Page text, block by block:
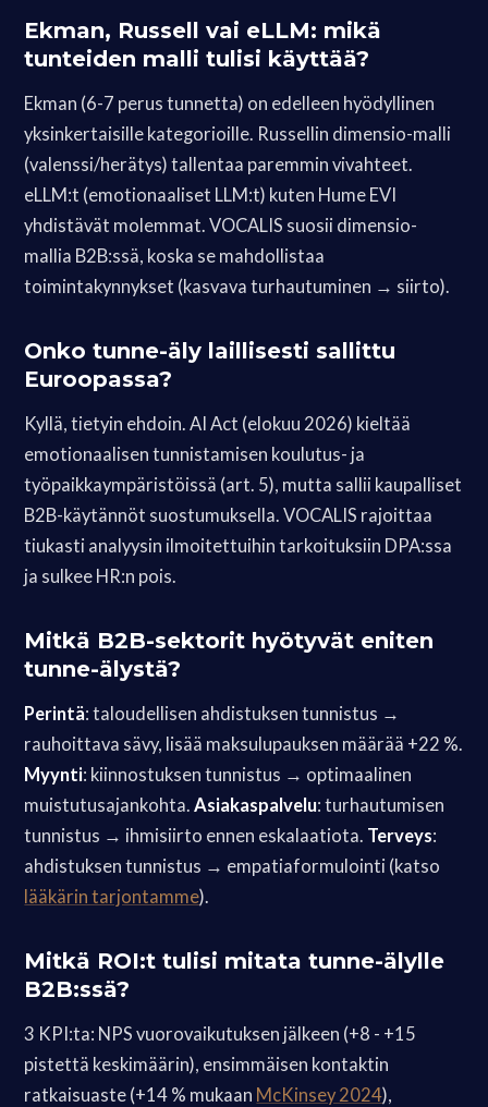
Ekman, Russell vai eLLM: mikä
tunteiden malli tulisi käyttää?
Ekman (6-7 perus tunnetta) on edelleen hyödyllinen
yksinkertaisille kategorioille. Russellin dimensio-malli
(valenssi/herätys) tallentaa paremmin vivahteet.
eLLM:t (emotionaaliset LLM:t) kuten Hume EVI
yhdistävät molemmat. VOCALIS suosii dimensio-
mallia B2B:ssä, koska se mahdollistaa
toimintakynnykset (kasvava turhautuminen → siirto).
Onko tunne-äly laillisesti sallittu
Euroopassa?
Kyllä, tietyin ehdoin. AI Act (elokuu 2026) kieltää
emotionaalisen tunnistamisen koulutus- ja
työpaikkaympäristöissä (art. 5), mutta sallii kaupalliset
B2B-käytännöt suostumuksella. VOCALIS rajoittaa
tiukasti analyysin ilmoitettuihin tarkoituksiin DPA:ssa
ja sulkee HR:n pois.
Mitkä B2B-sektorit hyötyvät eniten
tunne-älystä?
Perintä: taloudellisen ahdistuksen tunnistus →
rauhoittava sävy, lisää maksulupauksen määrää +22 %.
Myynti: kiinnostuksen tunnistus → optimaalinen
muistutusajankohta.Asiakaspalvelu: turhautumisen
tunnistus → ihmisiirto ennen eskalaatiota. Terveys:
ahdistuksen tunnistus → empatiaformulointi (katso
lääkärin tarjontamme).
Mitkä ROI:t tulisi mitata tunne-älylle
B2B:ssä?
3 KPI:ta: NPS vuorovaikutuksen jälkeen (+8 - +15
pistettä keskimäärin), ensimmäisen kontaktin
ratkaisuaste (+14 % mukaan McKinsey 2024),